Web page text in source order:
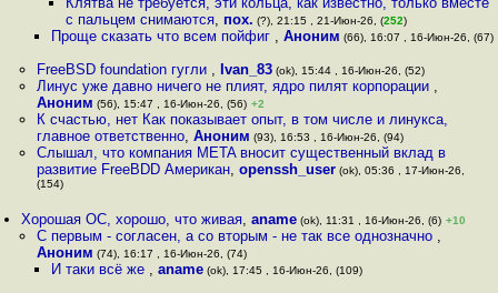
с пальцем снимаются, пох. (?), 21:15 , 21-Июн-26, (252)
Проще сказать что всем пойфиг , Аноним (66), 16:07 , 16-Июн-26, (67)
FreeBSD foundation гугли , Ivan_83(ok), 15:44 , 16-Июн-26, (52)
Линус уже давно ничего не плият, ядро пилят корпорации ,
Аноним (56), 15:47 , 16-Июн-26, (56) +2
К счастью, нет Как показывает опыт, в том числе и линукса,
главное ответственно, Аноним (93), 16:53 , 16-Июн-26, (94)
Слышал, что компания META вносит существенный вклад в
развитие FreeBDD Американ, openssh_user(ok), 05:36 , 17-Июн-26,
(154)
Хорошая ОС, хорошо, что живая,aname (ok), 11:31 , 16-Июн-26, (6) +10
С первым - согласен, а со вторым - не так все однозначно ,
Аноним (74), 16:17 , 16-Июн-26, (74)
И таки всё же , aname(ok), 17:45 , 16-Июн-26, (109)